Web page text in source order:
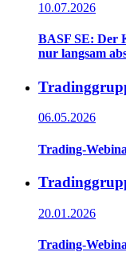
10.07.2026
BASF SE: Der
nur langsam
06.05.2026
Trading-
20.01.2026
Trading-